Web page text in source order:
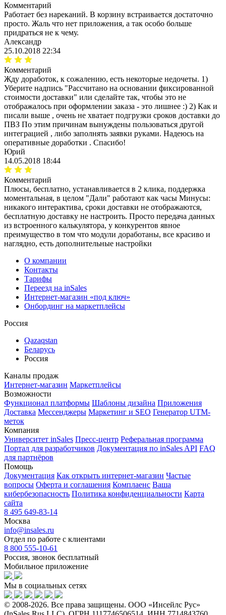
Комментарий
Работает без нареканий. В корзину встраивается достаточно
просто. Жаль что нет приложения, а так особо больше
придраться не к чему.
Александр
25.10.2018 22:34
Комментарий
Жду доработок, к сожалению, есть некоторые недочеты. 1)
Уберите надпись "Рассчитано на основании фиксированной
стоимости доставки" или сделайте так, чтобы это не
отображалось при оформлении заказа - это лишнее :) 2) Как и
писали выше , очень не хватает подгрузки сроков доставки до
ПВЗ По этим причинам вынуждены пользоваться другой
интеграцией , либо заполнять заявки руками. Надеюсь на
оперативные доработки . Спасибо!
Юрий
14.05.2018 18:44
Комментарий
Плюсы, бесплатно, устанавливается в 2 клика, поддержка
моментальная, в целом "Дали" работают как часы Минусы:
никакого интерактива, сроки доставки не отображаются,
бесплатную доставку не настроить. Просто передача данных
из встроенного калькулятора, у конкурентов явное
преимущество в том что модули доработаны, все красиво и
наглядно, есть дополнительные настройки
О компании
Контакты
Тарифы
Переезд на inSales
Интернет-магазин «под ключ»
Онбординг на маркетплейсы
Россия
Qazaqstan
Беларусь
Россия
Каналы продаж
Интернет-магазин Маркетплейсы
Возможности
Функционал платформы Шаблоны дизайна Приложения
Доставка Мессенджеры Маркетинг и SEO Генератор UTM-
меток
Компания
Университет inSales Пресс-центр Реферальная программа
Портал для разработчиков Документация по inSales API FAQ
для партнёров
Помощь
Документация Как открыть интернет-магазин Частые
вопросы Оферта и соглашения Комплаенс Ваша
кибербезопасность Политика конфиденциальности Карта
сайта
8 495 649-83-14
Москва
info@insales.ru
Отдел по работе с клиентами
8 800 555-10-61
Россия, звонок бесплатный
Мобильное приложение
Мы в социальных сетях
© 2008-2026. Все права защищены. ООО «Инсейлс Рус»